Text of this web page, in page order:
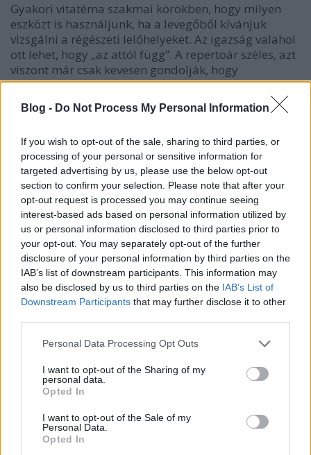
Blog - Do Not Process My Personal Information
If you wish to opt-out of the sale, sharing to third parties, or
processing of your personal or sensitive information for
targeted advertising by us, please use the below opt-out
section to confirm your selection. Please note that after your
opt-out request is processed you may continue seeing
interest-based ads based on personal information utilized by
us or personal information disclosed to third parties prior to
your opt-out. You may separately opt-out of the further
disclosure of your personal information by third parties on the
IAB’s list of downstream participants. This information may
also be disclosed by us to third parties on the IAB’s List of
Downstream Participants that may further disclose it to other
Please note that this website/app uses one or more Google
not limited to your visit or usage behaviour. You may click to
grant or deny consent to Google and its third-party tags to
use your data for below specified purposes in below Google
consent section.
Personal Data Processing Opt Outs
I want to opt-out of the Sharing of my
personal data.
Opted In
I want to opt-out of the Sale of my
Personal Data.
Opted In
Gyakori vitatéma szakmai körökben, hogy milyen
eszközt is használjunk, ha a levegőből kívánjuk
vizsgálni a régészeti lelőhelyeket. Az igazság valahol
ott lehet, hogy „az attól függ”. A repertoár széles, azt
viszont már csak kevesen gondolják, hogy
légirégészkedni…
Sírásók naplója•2012. január 12.
Most, hogy a videobeillesztés normálisan működik
olvasóink figyelmébe ajánlunk egy még októberi
adást a MTV1-ről a kincskeresésről és
fémkeresőzésről.
Végveszélyben a magyar kincsek? -
cikkajánló
Sírásók naplója• 2011. november 24.
Pusztulásra ítélt lelőhelyek, "ugrásra kész"
fn24.hu újságírója, Varajasi Viktor két részes
interjúban beszélgetett blogunk szerkesztőjével az új
tervek szerint…